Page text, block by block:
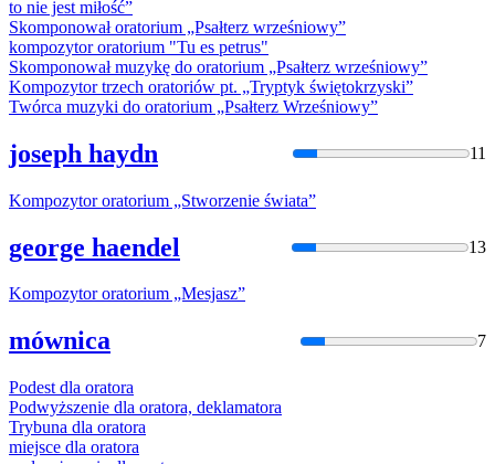
to nie jest miłość”
Skomponowałoratorium „Psałterz wrześniowy”
kompozytororatorium "Tu es petrus"
Skomponował muzykę do oratorium „Psałterz wrześniowy”
Kompozytor trzech oratoriów pt. „Tryptyk świętokrzyski”
Twórca muzyki do oratorium „Psałterz Wrześniowy”
joseph haydn 11
Kompozytororatorium „Stworzenie świata”
george haendel 13
Kompozytororatorium „Mesjasz”
mównica 7
Podest dla oratora
Podwyższenie dla oratora, deklamatora
Trybuna dla oratora
miejsce dla oratora